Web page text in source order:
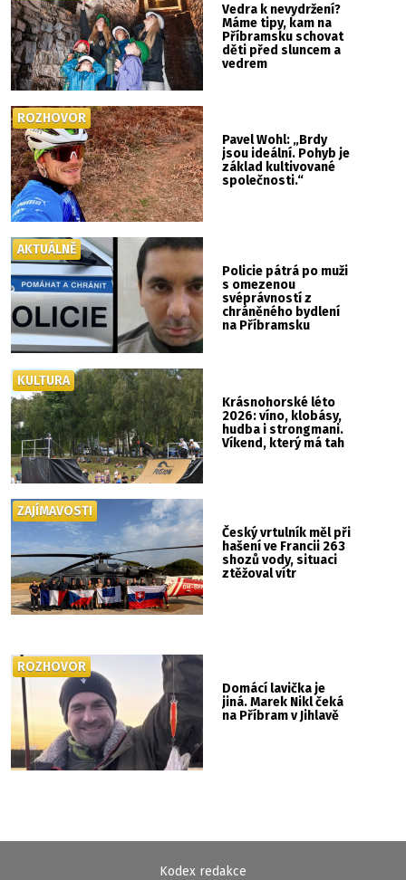
Vedra k nevydržení?
Máme tipy, kam na
Příbramsku schovat
děti před sluncem a
vedrem
Pavel Wohl: „Brdy
jsou ideální. Pohyb je
základ kultivované
společnosti.“
ROZHOVOR
Policie pátrá po muži
s omezenou
svéprávností z
chráněného bydlení
na Příbramsku
AKTUÁLNĚ
Krásnohorské léto
2026: víno, klobásy,
hudba i strongmani.
Víkend, který má tah
KULTURA
Český vrtulník měl při
hašení ve Francii 263
shozů vody, situaci
ztěžoval vítr
ZAJÍMAVOSTI
Domácí lavička je
jiná. Marek Nikl čeká
na Příbram v Jihlavě
ROZHOVOR
Kodex redakce